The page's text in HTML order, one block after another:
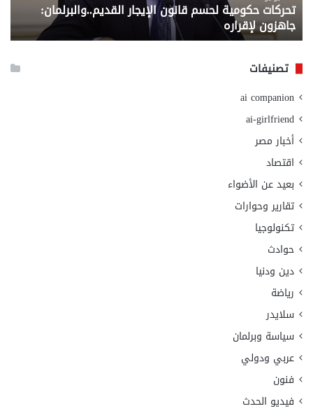
تحركات حكومية لحسم قانون الإيجار القديم..والبرلمان:
جاهزون لإقراره
تصنيفات
ai companion
ai-girlfriend
أخبار مصر
اقتصاد
بعيد عن الأضواء
تقارير وحوارات
تكنولوجيا
حوادث
دين ودنيا
رياضة
سلايدر
سياسة وبرلمان
عربي ودولي
فنون
فيديو الحدث